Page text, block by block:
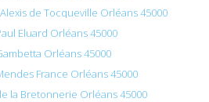
de Tocqueville Orléans 45000
Eluard Orléans 45000
Orléans 45000
France Orléans 45000
la Bretonnerie Orléans 45000